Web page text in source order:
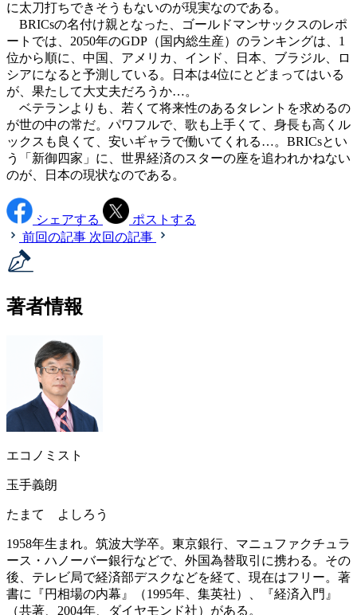
に太刀打ちできそうもないのが現実なのである。
BRICsの名付け親となった、ゴールドマンサックスのレポ
ートでは、2050年のGDP（国内総生産）のランキングは、1
位から順に、中国、アメリカ、インド、日本、ブラジル、ロ
シアになると予測している。日本は4位にとどまってはいる
が、果たして大丈夫だろうか…。
ベテランよりも、若くて将来性のあるタレントを求めるの
が世の中の常だ。パワフルで、歌も上手くて、身長も高くル
ックスも良くて、安いギャラで働いてくれる…。BRICsとい
う「新御四家」に、世界経済のスターの座を追われかねない
のが、日本の現状なのである。
シェアする
ポストする
前回の記事 次回の記事
著者情報
エコノミスト
玉手義朗
たまて よしろう
1958年生まれ。筑波大学卒。東京銀行、マニュファクチュラ
ース・ハノーバー銀行などで、外国為替取引に携わる。その
後、テレビ局で経済部デスクなどを経て、現在はフリー。著
書に『円相場の内幕』（1995年、集英社）、『経済入門』
（共著、2004年、ダイヤモンド社）がある。